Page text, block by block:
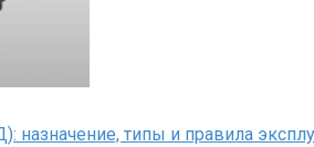
типы и правила